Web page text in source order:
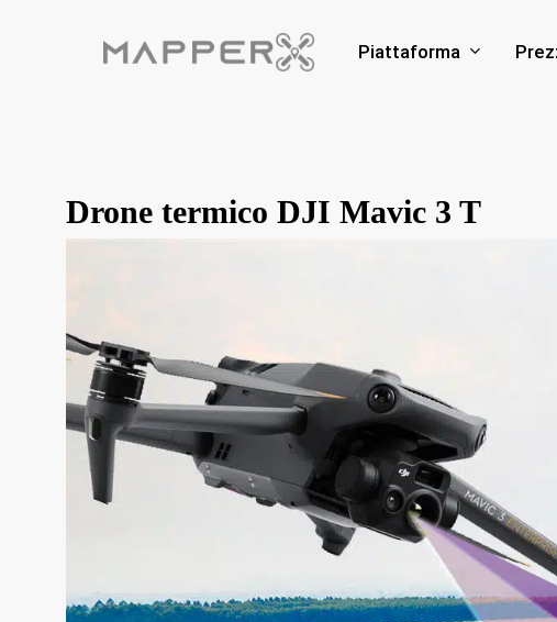
Piattaforma
Drone termico DJI Mavic 3 T